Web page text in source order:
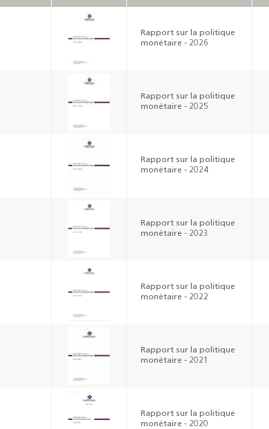
Rapport sur la politique
monétaire - 2026
Rapport sur la politique
monétaire - 2025
Rapport sur la politique
monétaire - 2024
Rapport sur la politique
monétaire - 2023
Rapport sur la politique
monétaire - 2022
Rapport sur la politique
monétaire - 2021
Rapport sur la politique
monétaire - 2020
trimestriels